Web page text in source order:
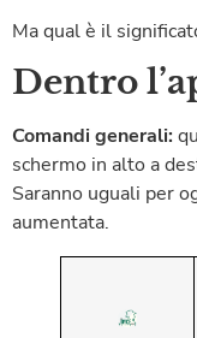
Ma qual è il
Dentro
Comandi generali:
schermo in alto a
Saranno uguali per
aumentata.